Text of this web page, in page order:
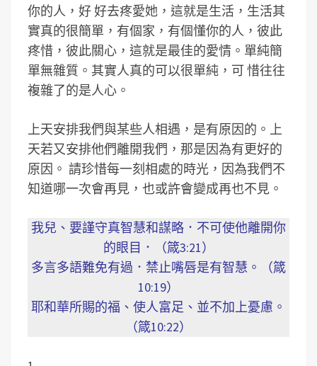
你的人，好 好去疼愛她，這就是生活，生活其
實真的很簡單，有個家，有個懂你的人，彼此
疼惜，彼此關心，這就是最佳的愛情。單純簡
單無雜質。其實人真的可以很單純，可 惜往往
複雜了的是人心。
上天安排我們與某些人相遇，是有原因的。上
天若又安排他們離開我們，那是因為有更好的
原因。 請珍惜每一刻相處的時光，因為我們不
知道哪一次會再見，也或許會變成再也不見。
我兒、要謹守真智慧和謀略．不可使他離開你
的眼目．（箴3:21）
多言多語難免有過．禁止嘴唇是有智慧。（箴
10:19）
耶和華所賜的福、使人富足、並不加上憂慮。
（箴10:22）